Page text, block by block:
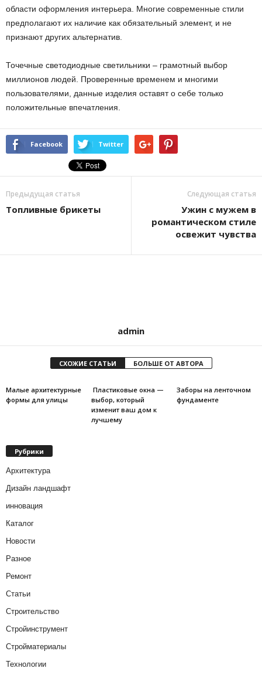
области оформления интерьера. Многие современные стили
предполагают их наличие как обязательный элемент, и не
признают других альтернатив.
Точечные светодиодные светильники – грамотный выбор
миллионов людей. Проверенные временем и многими
пользователями, данные изделия оставят о себе только
положительные впечатления.
Facebook Twitter
Предыдущая статья
Топливные брикеты
Следующая статья
Ужин с мужем в
романтическом стиле
освежит чувства
admin
СХОЖИЕ СТАТЬИ БОЛЬШЕ ОТ АВТОРА
Малые архитектурные
формы для улицы
Пластиковые окна —
выбор, который
изменит ваш дом к
лучшему
Заборы на ленточном
фундаменте
Рубрики
Архитектура
Дизайн ландшафт
инновация
Каталог
Новости
Разное
Ремонт
Статьи
Строительство
Стройинструмент
Стройматериалы
Технологии